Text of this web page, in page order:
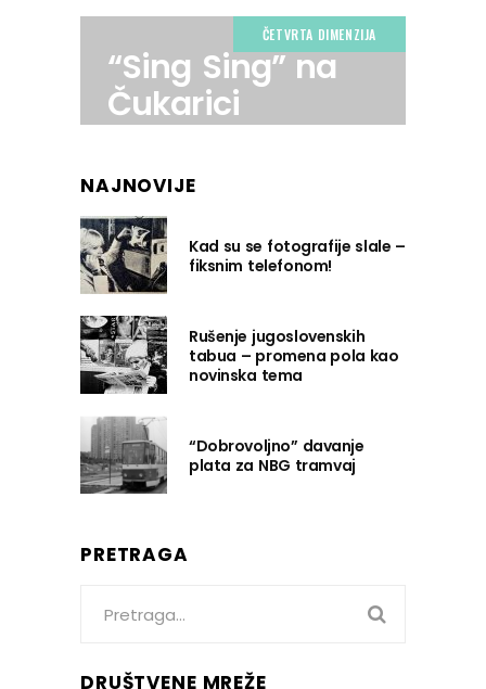
ČETVRTA DIMENZIJA
“Sing Sing” na
Čukarici
NAJNOVIJE
Kad su se fotografije slale –
fiksnim telefonom!
Rušenje jugoslovenskih
tabua – promena pola kao
novinska tema
“Dobrovoljno” davanje
plata za NBG tramvaj
PRETRAGA
DRUŠTVENE MREŽE